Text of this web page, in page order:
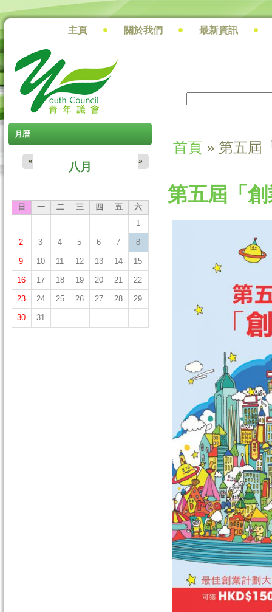
搜尋
主頁 關於我們 最新資訊
月暦
八月
« »
日 一 二 三 四 五
六
1
2 3 4 5 6 7 8
9 10 11 12 13 14 15
16 17 18 19 20 21 22
23 24 25 26 27 28 29
30 31
您在這裡
首頁 » 第五屆
第五屆「